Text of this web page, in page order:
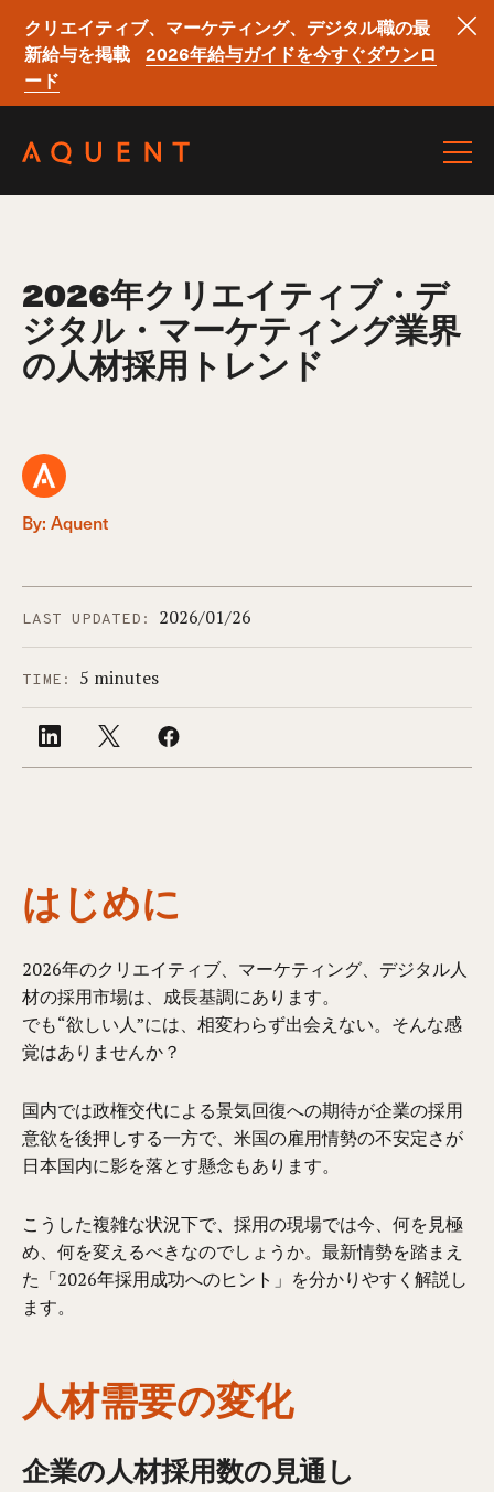
クリエイティブ、マーケティング、デジタル職の最
新給与を掲載
2026年給与ガイドを今すぐダウンロ
ード
2026年クリエイティブ・デ
ジタル・マーケティング業界
の人材採用トレンド
By: Aquent
LAST UPDATED: 2026/01/26
TIME: 5 minutes
はじめに
2026年のクリエイティブ、マーケティング、デジタル人
材の採用市場は、成長基調にあります。
でも“欲しい人”には、相変わらず出会えない。そんな感
覚はありませんか？
国内では政権交代による景気回復への期待が企業の採用
意欲を後押しする一方で、米国の雇用情勢の不安定さが
日本国内に影を落とす懸念もあります。
こうした複雑な状況下で、採用の現場では今、何を見極
め、何を変えるべきなのでしょうか。最新情勢を踏まえ
た「2026年採用成功へのヒント」を分かりやすく解説し
ます。
人材需要の変化
企業の人材採用数の見通し